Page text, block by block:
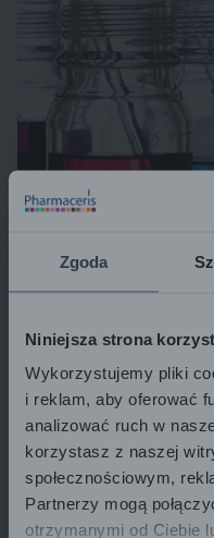
Zgoda
Niniejsza strona
Wykorzystujemy pliki
i reklam, aby oferować
analizować ruch w
korzystasz z naszej
społecznościowym,
Partnerzy mogą
otrzymanymi od Ciebie
Kremu je potrebno
o potrebama, na